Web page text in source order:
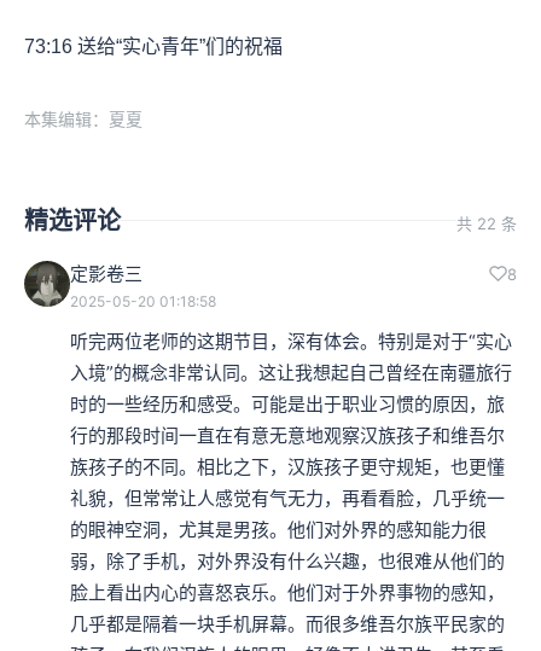
73:16 送给“实心青年”们的祝福
本集编辑：夏夏
精选评论 共 22 条
定影卷三 8
2025-05-20 01:18:58
听完两位老师的这期节目，深有体会。特别是对于“实心
入境”的概念非常认同。这让我想起自己曾经在南疆旅行
时的一些经历和感受。可能是出于职业习惯的原因，旅
行的那段时间一直在有意无意地观察汉族孩子和维吾尔
族孩子的不同。相比之下，汉族孩子更守规矩，也更懂
礼貌，但常常让人感觉有气无力，再看看脸，几乎统一
的眼神空洞，尤其是男孩。他们对外界的感知能力很
弱，除了手机，对外界没有什么兴趣，也很难从他们的
脸上看出内心的喜怒哀乐。他们对于外界事物的感知，
几乎都是隔着一块手机屏幕。而很多维吾尔族平民家的